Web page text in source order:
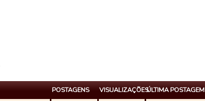
POSTAGENS VISUALIZAÇÕESÚLTIMA POSTAGEM